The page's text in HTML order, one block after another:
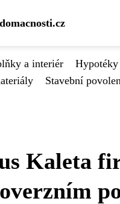
a interiér
Stavební
Kaleta